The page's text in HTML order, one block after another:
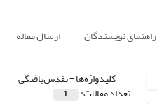
راهنمای نویسندگان ارسال مقاله
کلیدواژه‌ها =تقدس‌یافتگی
تعداد مقالات: 1